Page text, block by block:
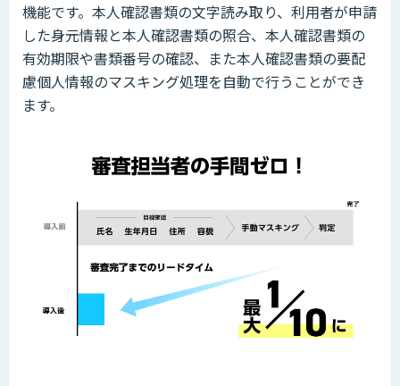
機能です。本人確認書類の文字読み取り、利用者が申請
した身元情報と本人確認書類の照合、本人確認書類の
有効期限や書類番号の確認、また本人確認書類の要配
慮個人情報のマスキング処理を自動で行うことができ
ます。